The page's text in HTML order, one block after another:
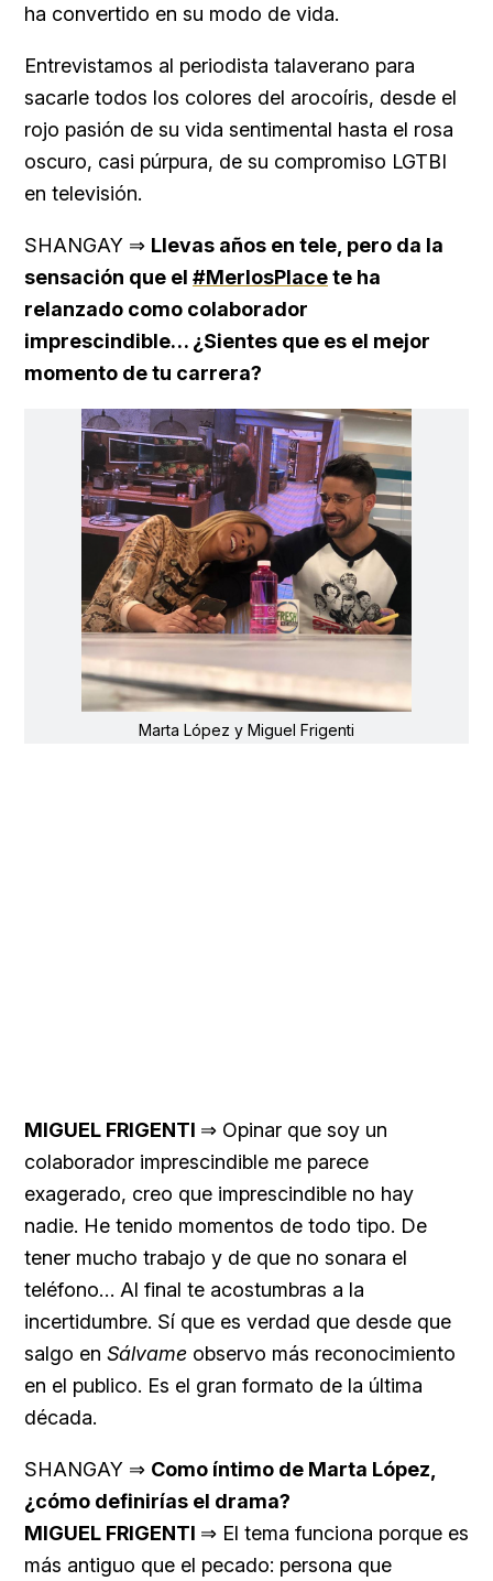
ha convertido en su modo de vida.
Entrevistamos al periodista talaverano para
sacarle todos los colores del arocoíris, desde el
rojo pasión de su vida sentimental hasta el rosa
oscuro, casi púrpura, de su compromiso LGTBI
en televisión.
SHANGAY ⇒ Llevas años en tele, pero da la
sensación que el #MerlosPlacete ha
relanzado como colaborador
imprescindible… ¿Sientes que es el mejor
momento de tu carrera?
Marta López y Miguel Frigenti
MIGUEL FRIGENTI ⇒ Opinar que soy un
colaborador imprescindible me parece
exagerado, creo que imprescindible no hay
nadie. He tenido momentos de todo tipo. De
tener mucho trabajo y de que no sonara el
teléfono… Al final te acostumbras a la
incertidumbre. Sí que es verdad que desde que
salgo en Sálvame observo más reconocimiento
en el publico. Es el gran formato de la última
década.
SHANGAY ⇒ Como íntimo de Marta López,
¿cómo definirías el drama?
MIGUEL FRIGENTI ⇒ El tema funciona porque es
más antiguo que el pecado: persona que